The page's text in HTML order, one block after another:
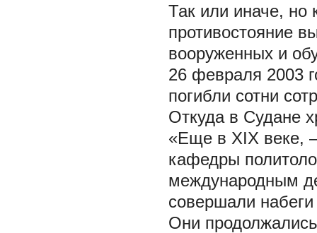
Так или иначе, но
противостояние
вооруженных и
26 февраля 2003
погибли сотни
Откуда в Судане
«Еще в XIX веке,
кафедры
международным
совершали
Они